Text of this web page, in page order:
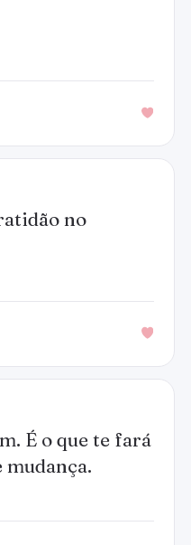
no
É o que te fará
mudança.